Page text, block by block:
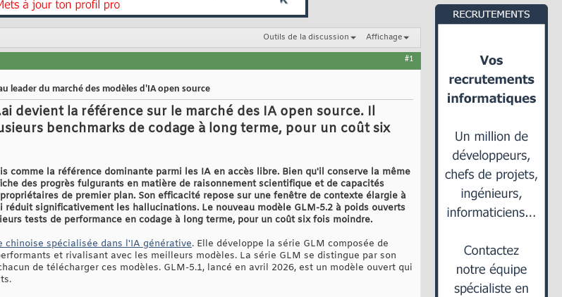
Outils de la discussion Affichage
#1
leader du marché des modèles d'IA open source
devient la référence sur le marché des IA open source. Il
benchmarks de codage à long terme, pour un coût six
comme la référence dominante parmi les IA en accès libre. Bien qu'il conserve la même
des progrès fulgurants en matière de raisonnement scientifique et de capacités
de premier plan. Son efficacité repose sur une fenêtre de contexte élargie à
significativement les hallucinations. Le nouveau modèle GLM-5.2 à poids ouverts
tests de performance en codage à long terme, pour un coût six fois moindre.
chinoise spécialisée dans l'IA générative. Elle développe la série GLM composée de
et rivalisant avec les meilleurs modèles. La série GLM se distingue par son
de télécharger ces modèles. GLM-5.1, lancé en avril 2026, est un modèle ouvert qui